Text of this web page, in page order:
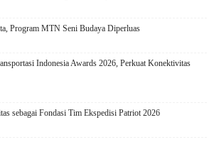
Program MTN Seni Budaya Diperluas
Indonesia Awards 2026, Perkuat Konektivitas
sebagai Fondasi Tim Ekspedisi Patriot 2026